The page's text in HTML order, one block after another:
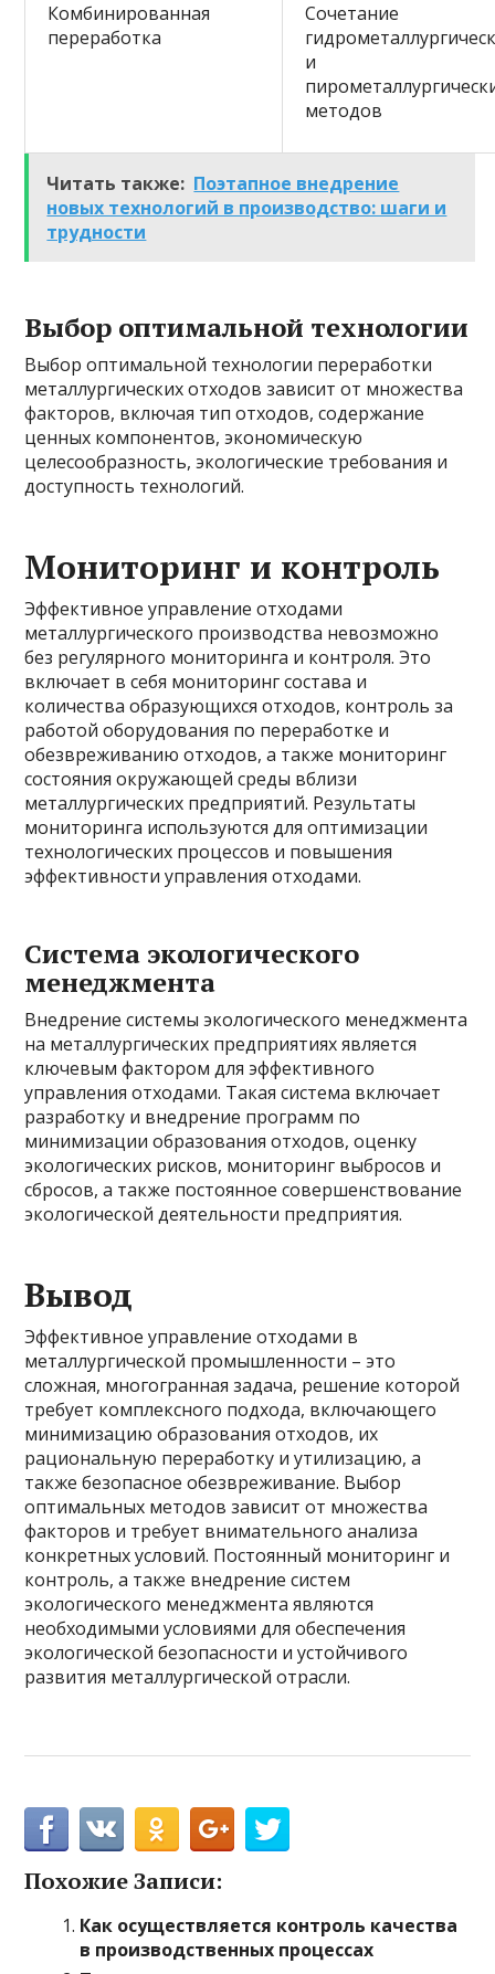
Комбинированная
переработка
Сочетание
и
методов
Читать также: Поэтапное внедрение
новых технологий в производство: шаги и
трудности
Выбор оптимальной технологии
Выбор оптимальной технологии переработки
металлургических отходов зависит от множества
факторов, включая тип отходов, содержание
ценных компонентов, экономическую
целесообразность, экологические требования и
доступность технологий.
Мониторинг и контроль
Эффективное управление отходами
металлургического производства невозможно
без регулярного мониторинга и контроля. Это
включает в себя мониторинг состава и
количества образующихся отходов, контроль за
работой оборудования по переработке и
обезвреживанию отходов, а также мониторинг
состояния окружающей среды вблизи
металлургических предприятий. Результаты
мониторинга используются для оптимизации
технологических процессов и повышения
эффективности управления отходами.
Система экологического
менеджмента
Внедрение системы экологического менеджмента
на металлургических предприятиях является
ключевым фактором для эффективного
управления отходами. Такая система включает
разработку и внедрение программ по
минимизации образования отходов, оценку
экологических рисков, мониторинг выбросов и
сбросов, а также постоянное совершенствование
экологической деятельности предприятия.
Вывод
Эффективное управление отходами в
металлургической промышленности – это
сложная, многогранная задача, решение которой
требует комплексного подхода, включающего
минимизацию образования отходов, их
рациональную переработку и утилизацию, а
также безопасное обезвреживание. Выбор
оптимальных методов зависит от множества
факторов и требует внимательного анализа
конкретных условий. Постоянный мониторинг и
контроль, а также внедрение систем
экологического менеджмента являются
необходимыми условиями для обеспечения
экологической безопасности и устойчивого
развития металлургической отрасли.
Похожие Записи:
Как осуществляется контроль качества
в производственных процессах